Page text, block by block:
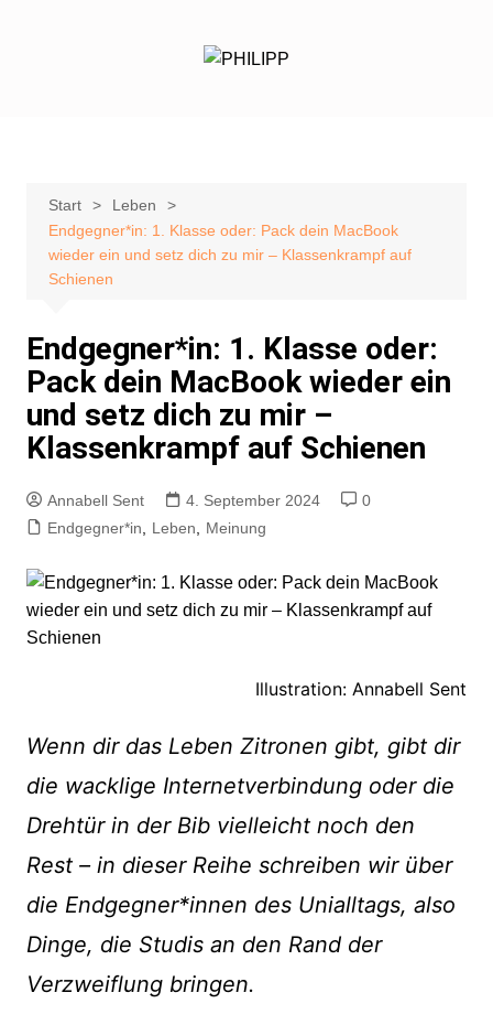
Start
Leben
Endgegner*in: 1. Klasse oder: Pack dein MacBook
wieder ein und setz dich zu mir – Klassenkrampf auf
Schienen
Endgegner*in: 1. Klasse oder:
Pack dein MacBook wieder ein
und setz dich zu mir –
Klassenkrampf auf Schienen
Annabell Sent 4. September 2024
0
Endgegner*in, Leben, Meinung
Illustration: Annabell Sent
Wenn dir das Leben Zitronen gibt, gibt dir
die wacklige Internetverbindung oder die
Drehtür in der Bib vielleicht noch den
Rest – in dieser Reihe schreiben wir über
die Endgegner*innen des Unialltags, also
Dinge, die Studis an den Rand der
Verzweiflung bringen.